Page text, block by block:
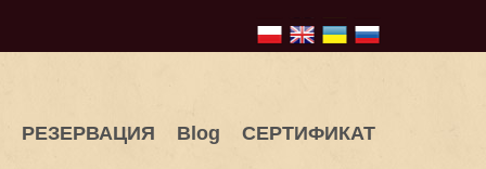
РЕЗЕРВАЦИЯ Blog СЕРТИФИКАТ